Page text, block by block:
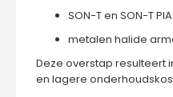
SON-T en SON-T
metalen halide
Deze overstap resulteert
en lagere